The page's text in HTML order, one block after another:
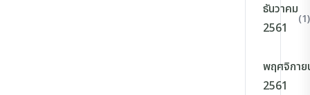
ธันวาคม
2561
(1)
พฤศจิกาย
2561